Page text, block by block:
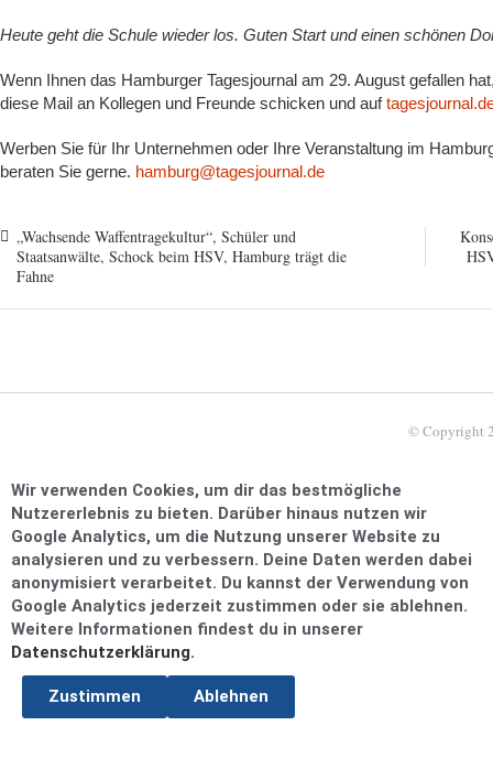
Heute geht die Schule wieder los. Guten Start und einen schönen
Wenn Ihnen das Hamburger Tagesjournal am 29. August gefallen
diese Mail an Kollegen und Freunde schicken und auf
Werben Sie für Ihr Unternehmen oder Ihre Veranstaltung im
beraten Sie gerne. hamburg@tagesjournal.de
„Wachsende Waffentragekultur“, Schüler und
Staatsanwälte, Schock beim HSV, Hamburg trägt die
Fahne
© Copyright
Wir verwenden Cookies, um dir das bestmögliche
Nutzererlebnis zu bieten. Darüber hinaus nutzen wir
Google Analytics, um die Nutzung unserer Website zu
analysieren und zu verbessern. Deine Daten werden dabei
anonymisiert verarbeitet. Du kannst der Verwendung von
Google Analytics jederzeit zustimmen oder sie ablehnen.
Weitere Informationen findest du in unserer
Datenschutzerklärung.
Zustimmen Ablehnen